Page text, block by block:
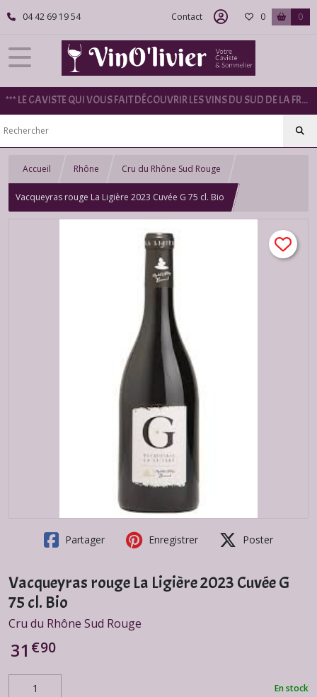
04 42 69 19 54 Contact 0 0
*** LE CAVISTE QUI VOUS FAIT DÉCOUVRIR LES VINS DU SUD DE LA FRANCE ***
Accueil Rhône Cru du Rhône Sud Rouge
Vacqueyras rouge La Ligière 2023 Cuvée G 75 cl. Bio
Partager Enregistrer Poster
Vacqueyras rouge La Ligière 2023 Cuvée G
75 cl. Bio
Cru du Rhône Sud Rouge
31 €90
En stock